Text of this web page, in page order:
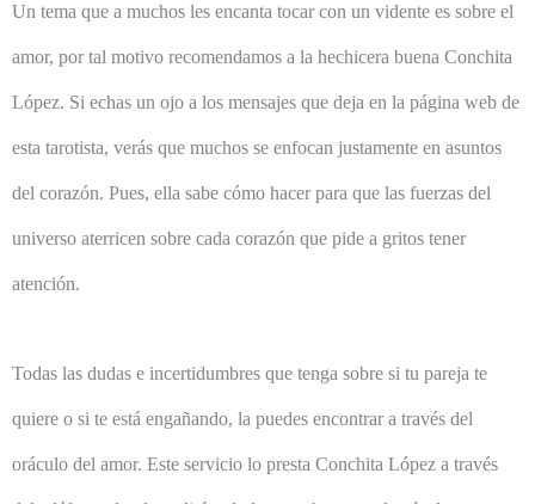
Un tema que a muchos les encanta tocar con un vidente es sobre el
amor, por tal motivo recomendamos a la hechicera buena Conchita
López. Si echas un ojo a los mensajes que deja en la página web de
esta tarotista, verás que muchos se enfocan justamente en asuntos
del corazón. Pues, ella sabe cómo hacer para que las fuerzas del
universo aterricen sobre cada corazón que pide a gritos tener
atención.
Todas las dudas e incertidumbres que tenga sobre si tu pareja te
quiere o si te está engañando, la puedes encontrar a través del
oráculo del amor. Este servicio lo presta Conchita López a través